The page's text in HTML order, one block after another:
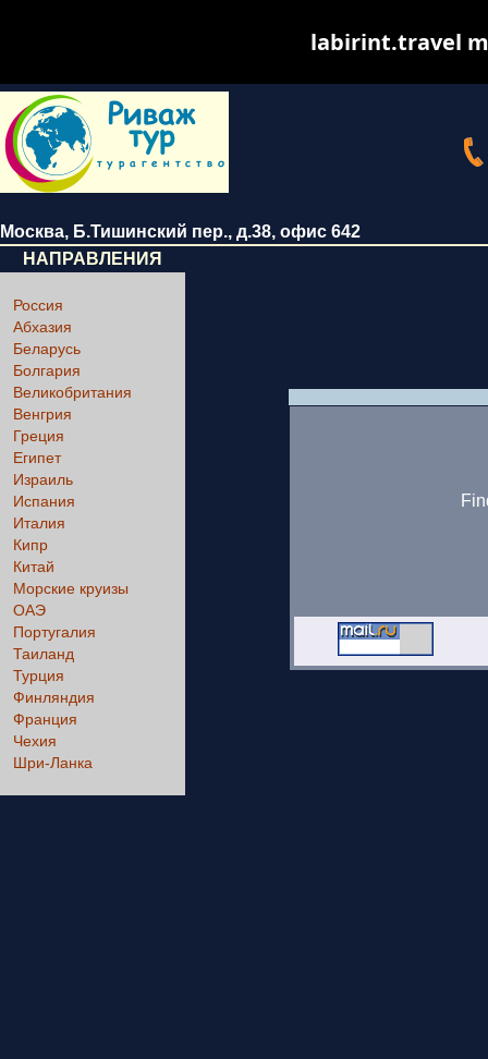
Москва, Б.Тишинский пер., д.38, офис 642
НАПРАВЛЕНИЯ
Россия
Абхазия
Беларусь
Болгария
Великобритания
Венгрия
Греция
Египет
Израиль
Испания
Италия
Кипр
Китай
Морские круизы
ОАЭ
Португалия
Таиланд
Турция
Финляндия
Франция
Чехия
Шри-Ланка
labirint.travel